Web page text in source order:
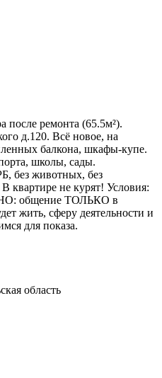
после ремонта (65.5м²).
д.120. Всё новое, на
балкона, шкафы-купе.
школы, сады.
без животных, без
квартире не курят! ​Условия:
общение ТОЛЬКО в
жить, сферу деятельности и
для показа.
область